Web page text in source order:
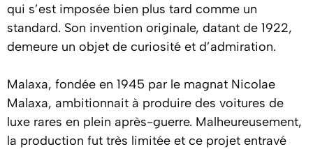
qui s’est imposée bien plus tard comme un
standard. Son invention originale, datant de 1922,
demeure un objet de curiosité et d’admiration.
Malaxa, fondée en 1945 par le magnat Nicolae
Malaxa, ambitionnait à produire des voitures de
luxe rares en plein après-guerre. Malheureusement,
la production fut très limitée et ce projet entravé